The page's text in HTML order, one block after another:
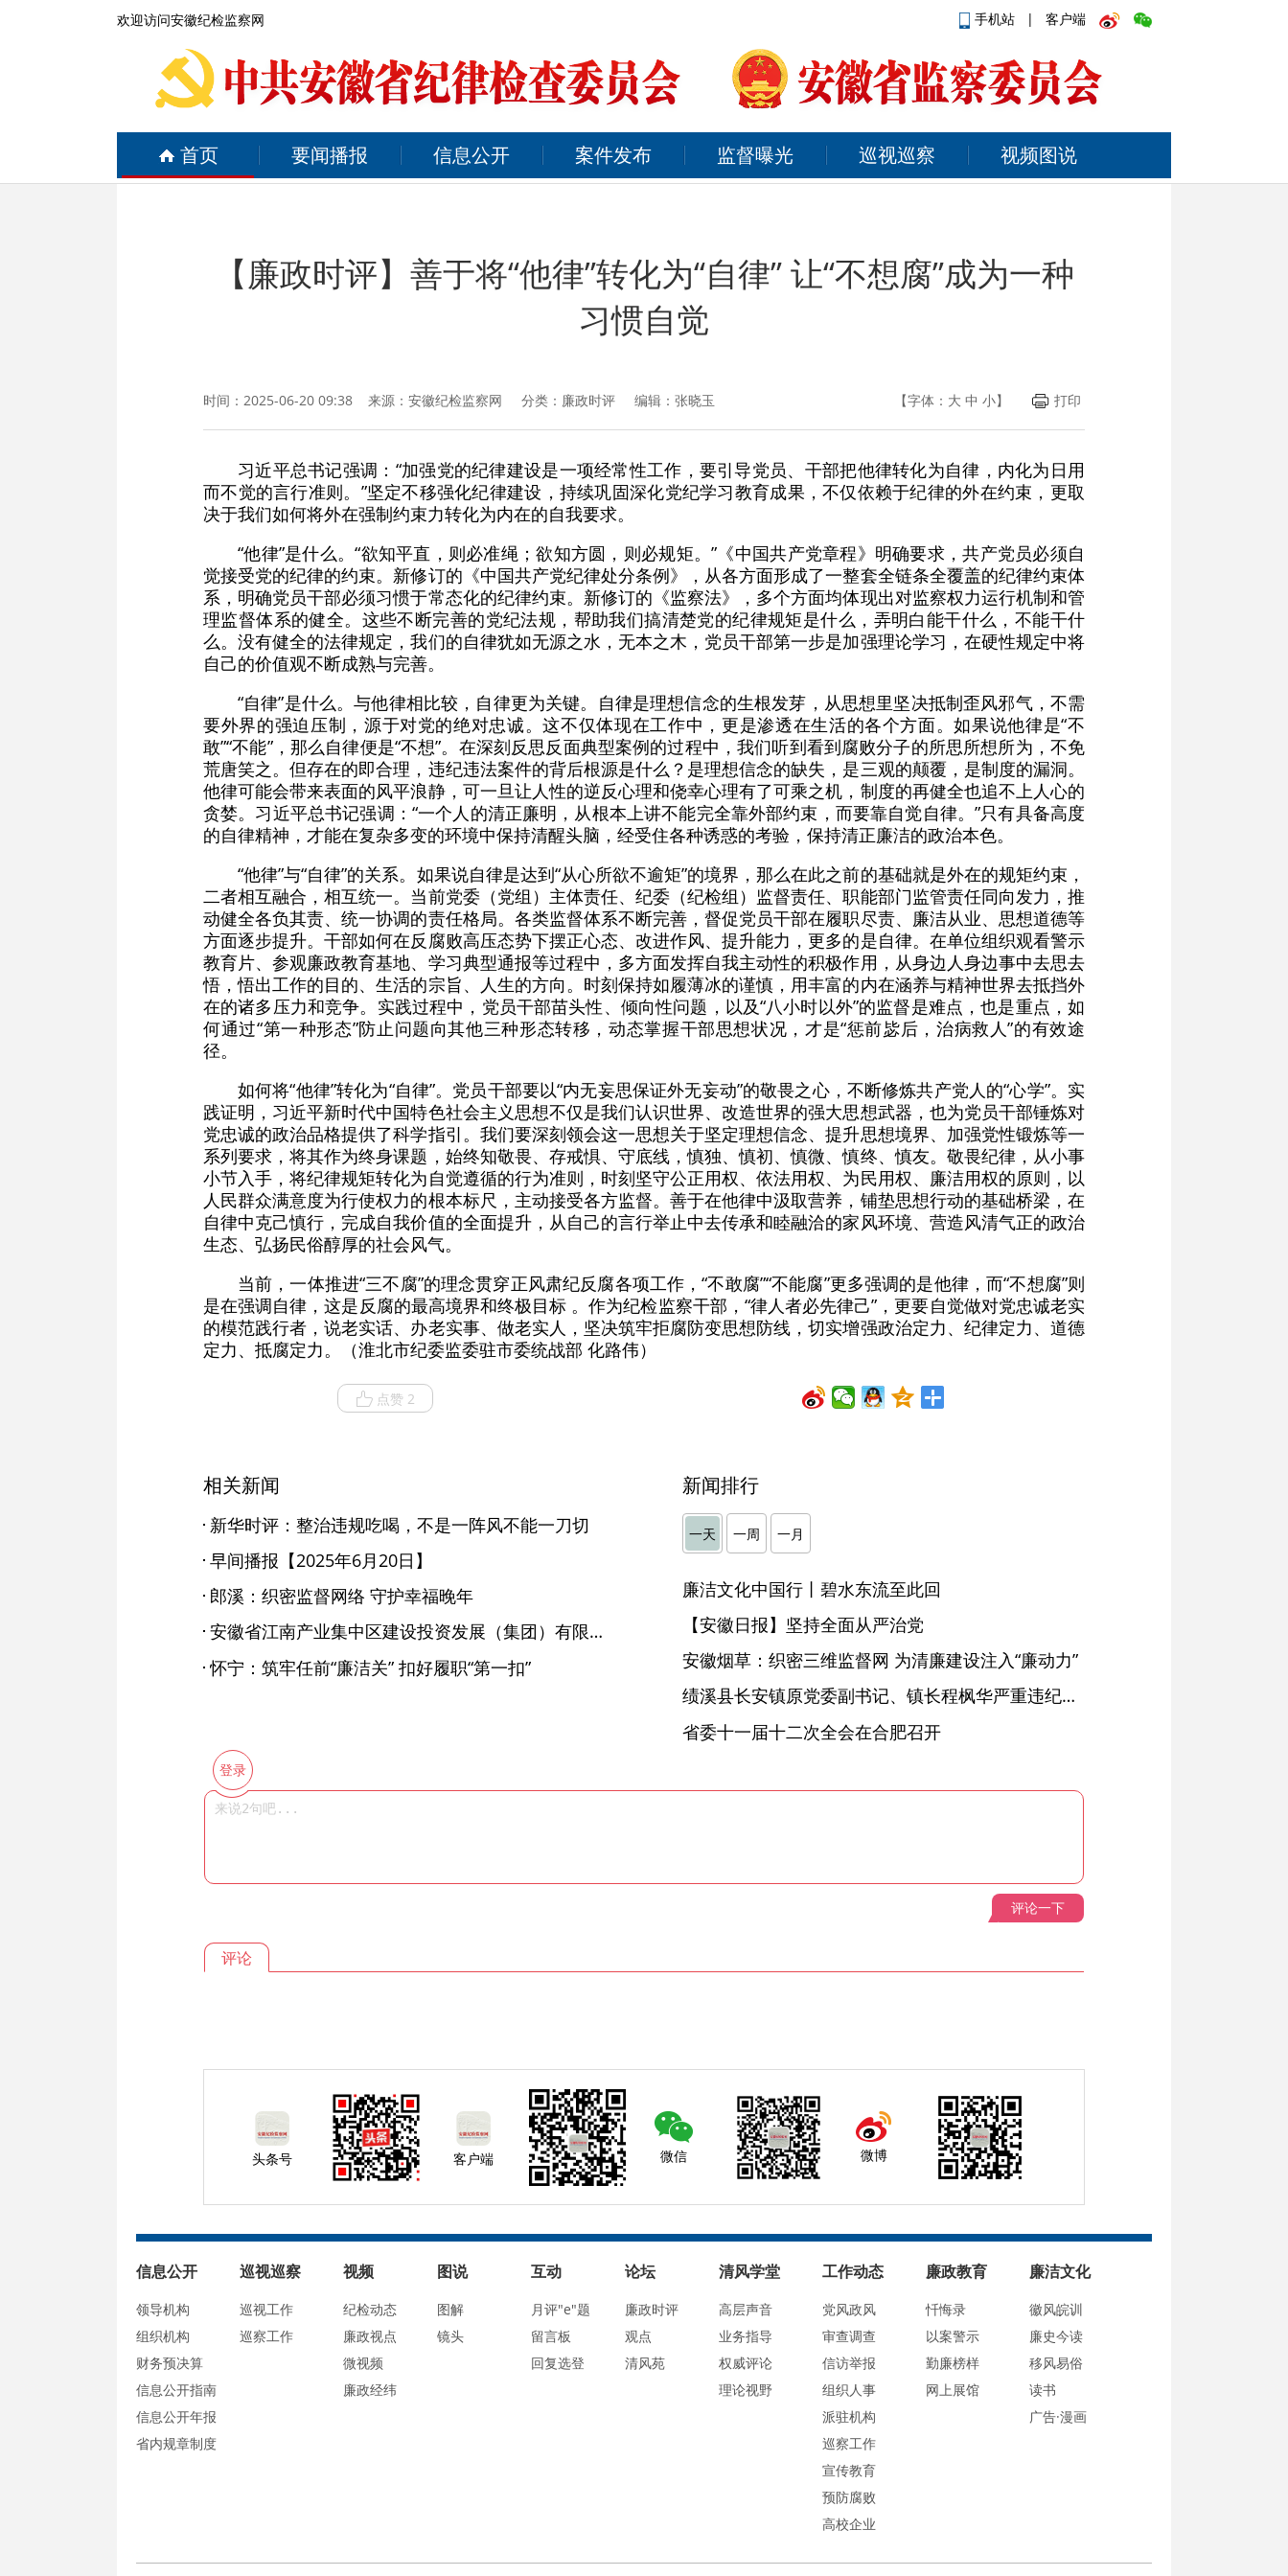
欢迎访问安徽纪检监察网 手机站 | 客户端
首页 要闻播报 信息公开 案件发布 监督曝光 巡视巡察 视频图说
【廉政时评】善于将“他律”转化为“自律” 让“不想腐”成为一种
习惯自觉
时间：2025-06-20 09:38 来源： 安徽纪检监察网 分类：廉政时评 编辑：张晓玉 【字体： 大 中 小】 打印
习近平总书记强调：“加强党的纪律建设是一项经常性工作，要引导党员、干部把他律转化为自律，内化为日用
而不觉的言行准则。”坚定不移强化纪律建设，持续巩固深化党纪学习教育成果，不仅依赖于纪律的外在约束，更取
决于我们如何将外在强制约束力转化为内在的自我要求。
“他律”是什么。“欲知平直，则必准绳；欲知方圆，则必规矩。”《中国共产党章程》明确要求，共产党员必须自
觉接受党的纪律的约束。新修订的《中国共产党纪律处分条例》，从各方面形成了一整套全链条全覆盖的纪律约束体
系，明确党员干部必须习惯于常态化的纪律约束。新修订的《监察法》，多个方面均体现出对监察权力运行机制和管
理监督体系的健全。这些不断完善的党纪法规，帮助我们搞清楚党的纪律规矩是什么，弄明白能干什么，不能干什
么。没有健全的法律规定，我们的自律犹如无源之水，无本之木，党员干部第一步是加强理论学习，在硬性规定中将
自己的价值观不断成熟与完善。
“自律”是什么。与他律相比较，自律更为关键。自律是理想信念的生根发芽，从思想里坚决抵制歪风邪气，不需
要外界的强迫压制，源于对党的绝对忠诚。这不仅体现在工作中，更是渗透在生活的各个方面。如果说他律是“不
敢”“不能”，那么自律便是“不想”。在深刻反思反面典型案例的过程中，我们听到看到腐败分子的所思所想所为，不免
荒唐笑之。但存在的即合理，违纪违法案件的背后根源是什么？是理想信念的缺失，是三观的颠覆，是制度的漏洞。
他律可能会带来表面的风平浪静，可一旦让人性的逆反心理和侥幸心理有了可乘之机，制度的再健全也追不上人心的
贪婪。习近平总书记强调：“一个人的清正廉明，从根本上讲不能完全靠外部约束，而要靠自觉自律。”只有具备高度
的自律精神，才能在复杂多变的环境中保持清醒头脑，经受住各种诱惑的考验，保持清正廉洁的政治本色。
“他律”与“自律”的关系。如果说自律是达到“从心所欲不逾矩”的境界，那么在此之前的基础就是外在的规矩约束，
二者相互融合，相互统一。当前党委（党组）主体责任、纪委（纪检组）监督责任、职能部门监管责任同向发力，推
动健全各负其责、统一协调的责任格局。各类监督体系不断完善，督促党员干部在履职尽责、廉洁从业、思想道德等
方面逐步提升。干部如何在反腐败高压态势下摆正心态、改进作风、提升能力，更多的是自律。在单位组织观看警示
教育片、参观廉政教育基地、学习典型通报等过程中，多方面发挥自我主动性的积极作用，从身边人身边事中去思去
悟，悟出工作的目的、生活的宗旨、人生的方向。时刻保持如履薄冰的谨慎，用丰富的内在涵养与精神世界去抵挡外
在的诸多压力和竞争。实践过程中，党员干部苗头性、倾向性问题，以及“八小时以外”的监督是难点，也是重点，如
何通过“第一种形态”防止问题向其他三种形态转移，动态掌握干部思想状况，才是“惩前毖后，治病救人”的有效途
径。
如何将“他律”转化为“自律”。党员干部要以“内无妄思保证外无妄动”的敬畏之心，不断修炼共产党人的“心学”。实
践证明，习近平新时代中国特色社会主义思想不仅是我们认识世界、改造世界的强大思想武器，也为党员干部锤炼对
党忠诚的政治品格提供了科学指引。我们要深刻领会这一思想关于坚定理想信念、提升思想境界、加强党性锻炼等一
系列要求，将其作为终身课题，始终知敬畏、存戒惧、守底线，慎独、慎初、慎微、慎终、慎友。敬畏纪律，从小事
小节入手，将纪律规矩转化为自觉遵循的行为准则，时刻坚守公正用权、依法用权、为民用权、廉洁用权的原则，以
人民群众满意度为行使权力的根本标尺，主动接受各方监督。善于在他律中汲取营养，铺垫思想行动的基础桥梁，在
自律中克己慎行，完成自我价值的全面提升，从自己的言行举止中去传承和睦融洽的家风环境、营造风清气正的政治
生态、弘扬民俗醇厚的社会风气。
当前，一体推进“三不腐”的理念贯穿正风肃纪反腐各项工作，“不敢腐”“不能腐”更多强调的是他律，而“不想腐”则
是在强调自律，这是反腐的最高境界和终极目标 。作为纪检监察干部，“律人者必先律己”，更要自觉做对党忠诚老实
的模范践行者，说老实话、办老实事、做老实人，坚决筑牢拒腐防变思想防线，切实增强政治定力、纪律定力、道德
定力、抵腐定力。（淮北市纪委监委驻市委统战部 化路伟）
点赞 2
相关新闻
新华时评：整治违规吃喝，不是一阵风不能一刀切
早间播报【2025年6月20日】
郎溪：织密监督网络 守护幸福晚年
安徽省江南产业集中区建设投资发展（集团）有限公司党委副书记、总经理唐仪峰接受纪律审查和监察调查
怀宁：筑牢任前“廉洁关” 扣好履职“第一扣”
新闻排行
一天 一周 一月
廉洁文化中国行丨碧水东流至此回
【安徽日报】坚持全面从严治党
安徽烟草：织密三维监督网 为清廉建设注入“廉动力”
绩溪县长安镇原党委副书记、镇长程枫华严重违纪违法被开除党籍和公职
省委十一届十二次全会在合肥召开
登录
评论一下
评论
头条号 客户端 微信 微博
信息公开
领导机构
组织机构
财务预决算
信息公开指南
信息公开年报
省内规章制度
巡视巡察
巡视工作
巡察工作
视频
纪检动态
廉政视点
微视频
廉政经纬
图说
图解
镜头
互动
月评"e"题
留言板
回复选登
论坛
廉政时评
观点
清风苑
清风学堂
高层声音
业务指导
权威评论
理论视野
工作动态
党风政风
审查调查
信访举报
组织人事
派驻机构
巡察工作
宣传教育
预防腐败
高校企业
廉政教育
忏悔录
以案警示
勤廉榜样
网上展馆
廉洁文化
徽风皖训
廉史今读
移风易俗
读书
广告·漫画